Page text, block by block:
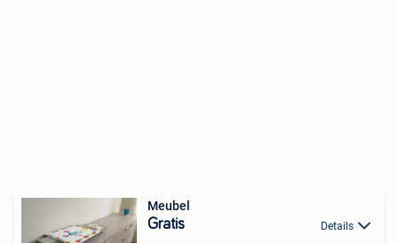
Meubel
Gratis Details